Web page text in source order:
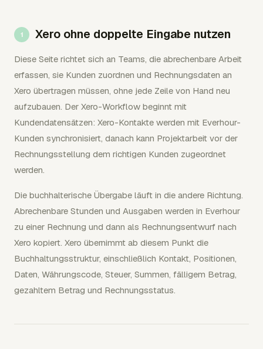
Xero ohne doppelte Eingabe nutzen
Diese Seite richtet sich an Teams, die abrechenbare Arbeit
erfassen, sie Kunden zuordnen und Rechnungsdaten an
Xero übertragen müssen, ohne jede Zeile von Hand neu
aufzubauen. Der Xero-Workflow beginnt mit
Kundendatensätzen: Xero-Kontakte werden mit Everhour-
Kunden synchronisiert, danach kann Projektarbeit vor der
Rechnungsstellung dem richtigen Kunden zugeordnet
werden.
Die buchhalterische Übergabe läuft in die andere Richtung.
Abrechenbare Stunden und Ausgaben werden in Everhour
zu einer Rechnung und dann als Rechnungsentwurf nach
Xero kopiert. Xero übernimmt ab diesem Punkt die
Buchhaltungsstruktur, einschließlich Kontakt, Positionen,
Daten, Währungscode, Steuer, Summen, fälligem Betrag,
gezahltem Betrag und Rechnungsstatus.